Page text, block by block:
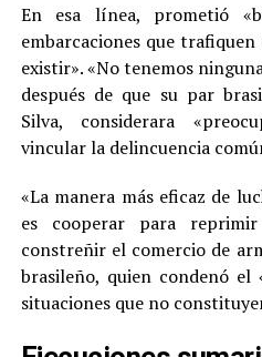
En esa línea, prometió
embarcaciones que
existir». «No tenemos
después de que su par
Silva, considerara
vincular la delincuencia
«La manera más eficaz de
es cooperar para
constreñir el comercio de
brasileño, quien condenó
situaciones que no